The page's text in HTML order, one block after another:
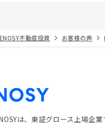
不動産投資 お客様の声
は、東証グロース上場企業